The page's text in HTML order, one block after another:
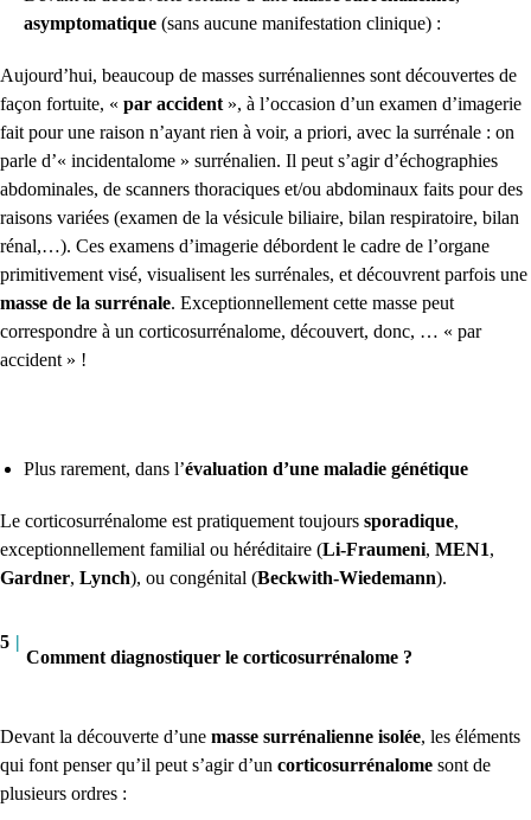
asymptomatique (sans aucune manifestation clinique) :
Aujourd’hui, beaucoup de masses surrénaliennes sont découvertes de
façon fortuite, « par accident », à l’occasion d’un examen d’imagerie
fait pour une raison n’ayant rien à voir, a priori, avec la surrénale : on
parle d’« incidentalome » surrénalien. Il peut s’agir d’échographies
abdominales, de scanners thoraciques et/ou abdominaux faits pour des
raisons variées (examen de la vésicule biliaire, bilan respiratoire, bilan
rénal,…). Ces examens d’imagerie débordent le cadre de l’organe
primitivement visé, visualisent les surrénales, et découvrent parfois une
masse de la surrénale. Exceptionnellement cette masse peut
correspondre à un corticosurrénalome, découvert, donc, … « par
accident » !
Plus rarement, dans l’évaluation d’une maladie génétique
Le corticosurrénalome est pratiquement toujours sporadique,
exceptionnellement familial ou héréditaire (Li-Fraumeni, MEN1,
Gardner, Lynch), ou congénital (Beckwith-Wiedemann).
5 |
Comment diagnostiquer le corticosurrénalome ?
Devant la découverte d’une masse surrénalienne isolée, les éléments
qui font penser qu’il peut s’agir d’un corticosurrénalome sont de
plusieurs ordres :